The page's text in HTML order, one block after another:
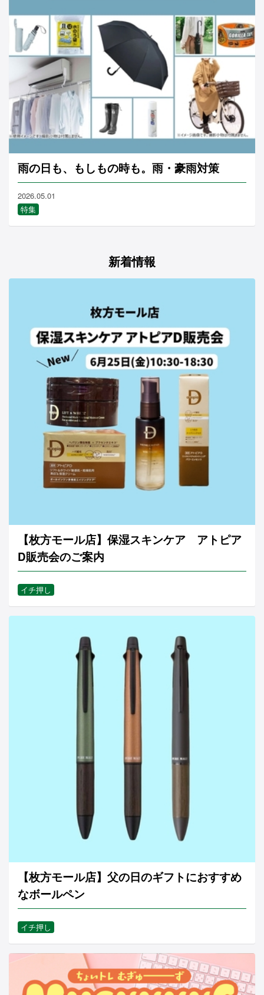
雨の日も、もしもの時も。雨・豪雨対策
2026.05.01
特集
新着情報
【枚方モール店】保湿スキンケア アトピア
D販売会のご案内
イチ押し
【枚方モール店】父の日のギフトにおすすめ
なボールペン
イチ押し